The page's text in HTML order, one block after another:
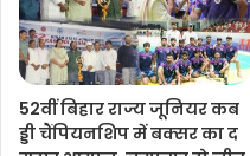
52वीं बिहार राज्य जूनियर कब
ड्डी चैंपियनशिप में बक्सर का द